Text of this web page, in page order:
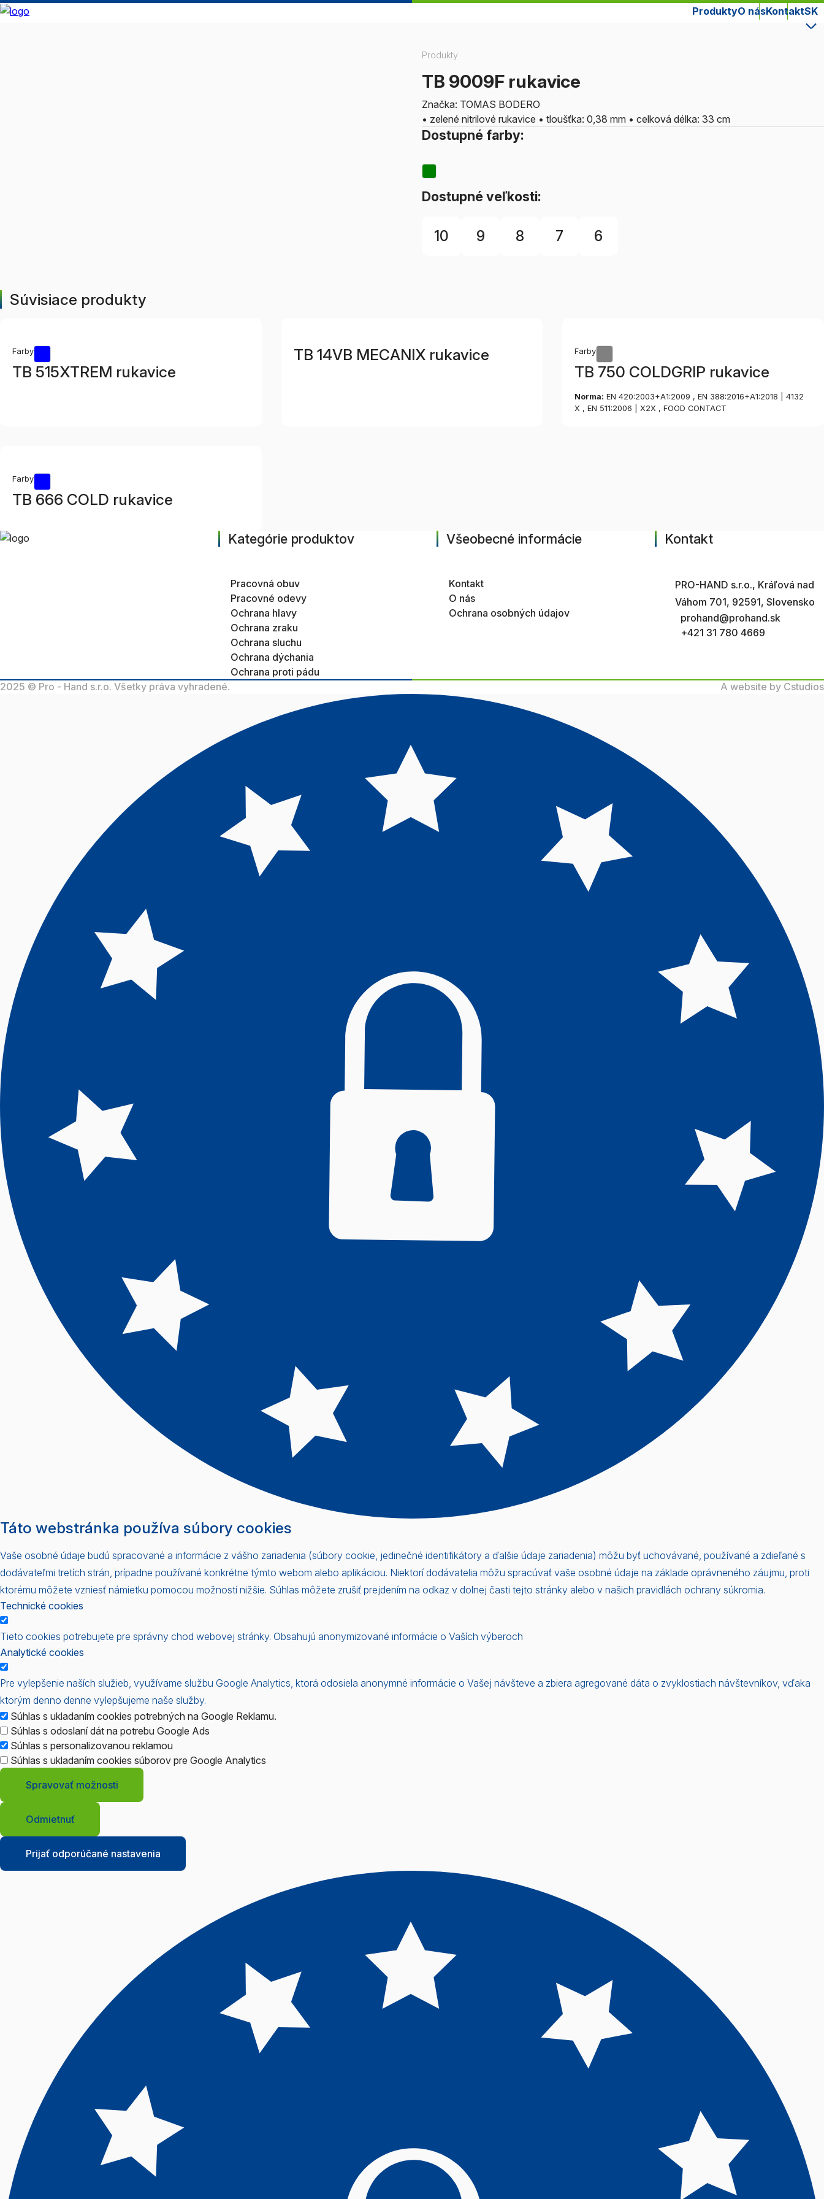
ProduktyO násKontaktSK
Produkty
TB 9009F rukavice
Značka: TOMAS BODERO
• zelené nitrilové rukavice • tloušťka: 0,38 mm • celková délka: 33 cm
Dostupné farby:
Dostupné veľkosti:
10 9 8 7 6
Súvisiace produkty
Farby
TB 515XTREM rukavice
TB 14VB MECANIX rukavice Farby
TB 750 COLDGRIP rukavice
Norma: EN 420:2003+A1:2009 , EN 388:2016+A1:2018 | 4132
X , EN 511:2006 | X2X , FOOD CONTACT
Farby
TB 666 COLD rukavice
Kategórie produktov
Pracovná obuv
Pracovné odevy
Ochrana hlavy
Ochrana zraku
Ochrana sluchu
Ochrana dýchania
Ochrana proti pádu
Všeobecné informácie
Kontakt
O nás
Ochrana osobných údajov
Kontakt
PRO-HAND s.r.o., Kráľová nad
Váhom 701, 92591, Slovensko
prohand@prohand.sk
+421 31 780 4669
2025 © Pro - Hand s.r.o. Všetky práva vyhradené. A website by Cstudios
Táto webstránka používa súbory cookies
Vaše osobné údaje budú spracované a informácie z vášho zariadenia (súbory cookie, jedinečné identifikátory a ďalšie údaje zariadenia) môžu byť uchovávané, používané a zdieľané s
dodávateľmi tretích strán, prípadne používané konkrétne týmto webom alebo aplikáciou. Niektorí dodávatelia môžu spracúvať vaše osobné údaje na základe oprávneného záujmu, proti
ktorému môžete vzniesť námietku pomocou možností nižšie. Súhlas môžete zrušiť prejdením na odkaz v dolnej časti tejto stránky alebo v našich pravidlách ochrany súkromia.
Technické cookies
Tieto cookies potrebujete pre správny chod webovej stránky. Obsahujú anonymizované informácie o Vaších výberoch
Analytické cookies
Pre vylepšenie naších služieb, využívame službu Google Analytics, ktorá odosiela anonymné informácie o Vašej návšteve a zbiera agregované dáta o zvyklostiach návštevníkov, vďaka
ktorým denno denne vylepšujeme naše služby.
Súhlas s ukladaním cookies potrebných na Google Reklamu.
Súhlas s odoslaní dát na potrebu Google Ads
Súhlas s personalizovanou reklamou
Súhlas s ukladaním cookies súborov pre Google Analytics
Spravovať možnosti
Odmietnuť
Prijať odporúčané nastavenia